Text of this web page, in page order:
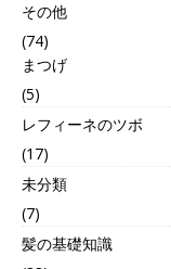
その他
(74)
まつげ
(5)
レフィーネのツボ
(17)
未分類
(7)
髪の基礎知識